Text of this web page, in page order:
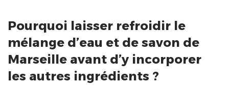
Pourquoi laisser refroidir le
mélange d’eau et de savon de
Marseille avant d’y incorporer
les autres ingrédients ?